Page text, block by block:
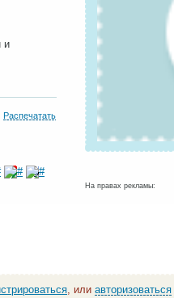
и
Распечатать
На правах рекламы:
, или авторизоваться